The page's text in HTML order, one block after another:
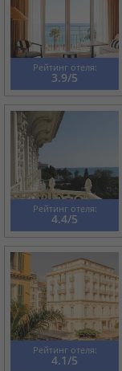
Рейтинг отеля:
3.9/5
Рейтинг отеля:
4.4/5
Рейтинг отеля:
4.1/5